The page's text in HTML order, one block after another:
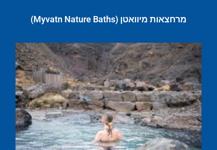
מרחצאות מיוואטן (Myvatn Nature Baths)